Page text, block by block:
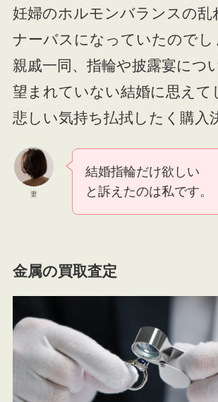
妊婦のホルモンバランスの乱
ナーバスになっていたのでし
親戚一同、指輪や披露宴につ
望まれていない結婚に思えて
悲しい気持ち払拭したく購入
妻
結婚指輪だけ欲しい
と訴えたのは私です。
金属の買取査定